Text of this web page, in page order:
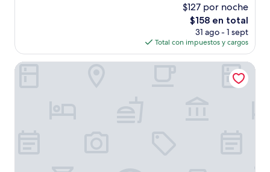
$127 por noche
El
precio
actual
es
de
$158 en total
31 ago - 1 sept
Total con impuestos y cargos
Aspasios Poblenou Apartments